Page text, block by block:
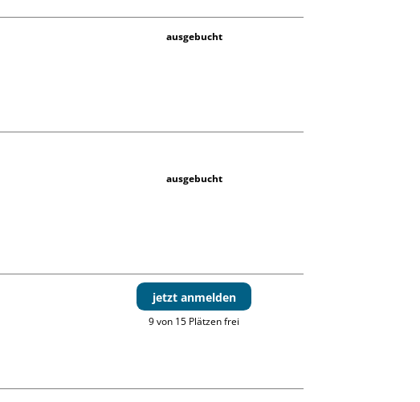
ausgebucht
ausgebucht
jetzt anmelden
9 von 15 Plätzen frei